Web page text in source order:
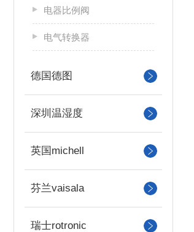
电器比例阀
电气转换器
德国德图
深圳温湿度
英国michell
芬兰vaisala
瑞士rotronic